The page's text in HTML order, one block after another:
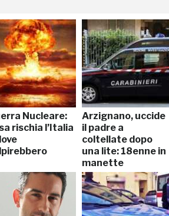
Nucleare:
rischia l’Italia
Arzignano, uccide
il padre a
coltellate dopo
una lite: 18enne in
manette